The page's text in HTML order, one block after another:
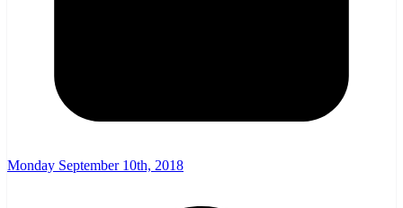
Monday September 10th, 2018